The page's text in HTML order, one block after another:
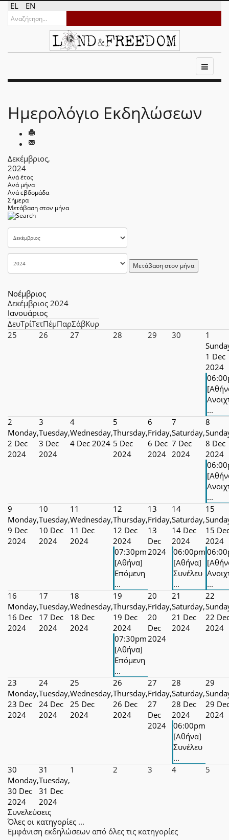
EL EN
Ημερολόγιο Εκδηλώσεων
Δεκέμβριος,
2024
Ανά έτος
Ανά μήνα
Ανά εβδομάδα
Σήμερα
Μετάβαση στον μήνα
Μετάβαση στον μήνα
Νοέμβριος
Δεκέμβριος 2024
Ιανουάριος
ΔευΤρίΤετΠέμΠαρΣάβΚυρ
25
26 27 28 29 30
1
1 Dec
2024
...
2
Monday,
2 Dec
2024
3
Tuesday,
3 Dec
2024
4
Wednesday,
4 Dec 2024
5
Thursday,
5 Dec
2024
6
Friday,
6 Dec
2024
7
Saturday,
7 Dec
2024
8
8 Dec
2024
...
9
Monday,
9 Dec
2024
10
Tuesday,
10 Dec
2024
11
Wednesday,
11 Dec
2024
12
Thursday,
12 Dec
2024
07:30pm
[Αθήνα]
Επόμενη
...
13
Friday,
13
Dec
2024
14
Saturday,
14 Dec
2024
06:00pm
[Αθήνα]
Συνέλευ
...
15
15
2024
...
16
Monday,
16 Dec
2024
17
Tuesday,
17 Dec
2024
18
Wednesday,
18 Dec
2024
19
Thursday,
19 Dec
2024
07:30pm
[Αθήνα]
Επόμενη
...
20
Friday,
20
Dec
2024
21
Saturday,
21 Dec
2024
22
22
2024
23
Monday,
23 Dec
2024
24
Tuesday,
24 Dec
2024
25
Wednesday,
25 Dec
2024
26
Thursday,
26 Dec
2024
27
Friday,
27
Dec
2024
28
Saturday,
28 Dec
2024
06:00pm
[Αθήνα]
Συνέλευ
...
29
29
2024
30
Monday,
30 Dec
2024
31
Tuesday,
31 Dec
2024
1 2 3 4 5
Συνελεύσεις
Όλες οι κατηγορίες ...
Εμφάνιση εκδηλώσεων από όλες τις κατηγορίες